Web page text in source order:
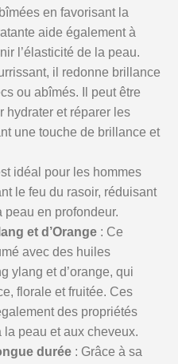
en favorisant la
aide également à
l’élasticité de la peau.
il redonne brillance
ou abîmés. Il peut être
hydrater et réparer les
une touche de brillance et
idéal pour les hommes
le feu du rasoir, réduisant
peau en profondeur.
et d’Orange : Ce
avec des huiles
ylang et d’orange, qui
florale et fruitée. Ces
des propriétés
peau et aux cheveux.
durée : Grâce à sa